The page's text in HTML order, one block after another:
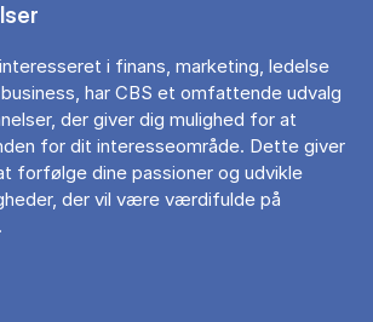
i finans, marketing, ledelse
har CBS et omfattende udvalg
der giver dig mulighed for at
for dit interesseområde. Dette giver
forfølge dine passioner og udvikle
der vil være værdifulde på